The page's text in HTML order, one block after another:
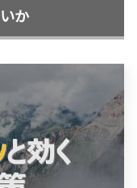
か